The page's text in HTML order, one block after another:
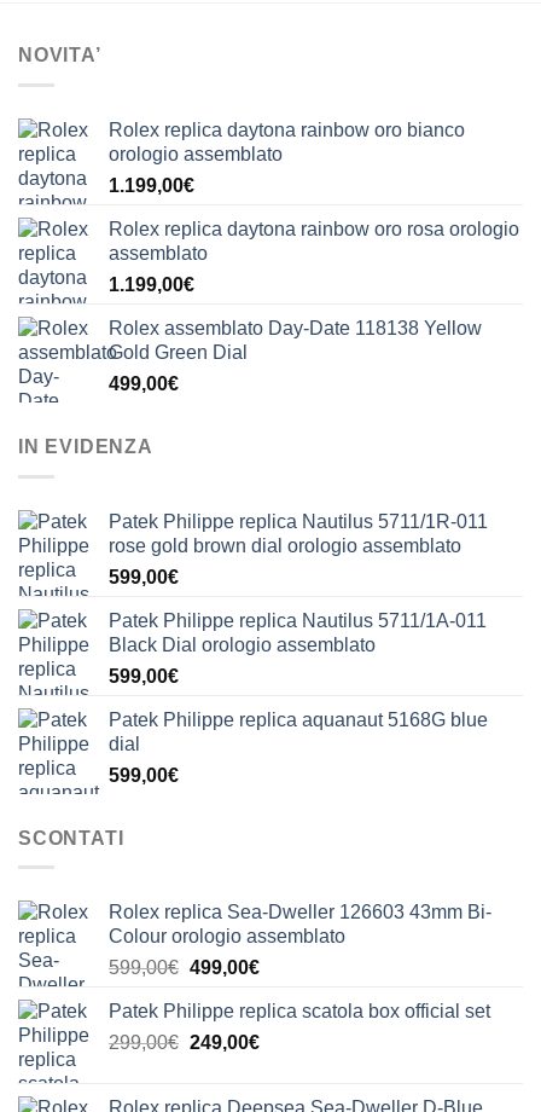
NOVITA’
Rolex replica daytona rainbow oro bianco
orologio assemblato
1.199,00€
Rolex replica daytona rainbow oro rosa orologio
assemblato
1.199,00€
Rolex assemblato Day-Date 118138 Yellow
Gold Green Dial
499,00€
IN EVIDENZA
Patek Philippe replica Nautilus 5711/1R-011
rose gold brown dial orologio assemblato
599,00€
Patek Philippe replica Nautilus 5711/1A-011
Black Dial orologio assemblato
599,00€
Patek Philippe replica aquanaut 5168G blue
dial
599,00€
SCONTATI
Rolex replica Sea-Dweller 126603 43mm Bi-
Colour orologio assemblato
599,00€ Il
originale
era:
499,00€Il
attuale
è:
Patek Philippe replica scatola box official set
299,00€ Il
249,00€Il
Rolex replica Deepsea Sea-Dweller D-Blue